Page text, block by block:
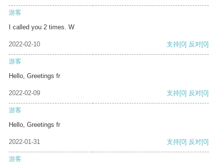
游客
I called you 2 times. W
2022-02-10 支持[0] 反对[0]
游客
Hello, Greetings fr
2022-02-09 支持[0] 反对[0]
游客
Hello, Greetings fr
2022-01-31 支持[0] 反对[0]
游客